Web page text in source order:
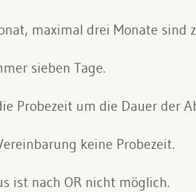
maximal drei Monate sind
sieben Tage.
Probezeit um die Dauer der
keine Probezeit.
ist nach OR nicht möglich.